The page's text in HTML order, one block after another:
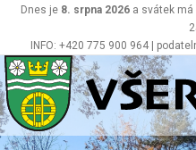
INFO: +420 775 900 964 |
Dnes je 8. srpna 2026 a svátek má
Všeradov